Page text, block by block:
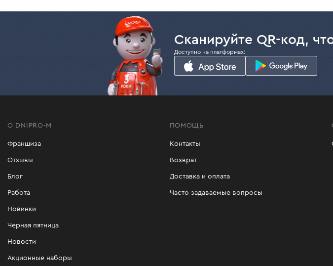
Сканируйте QR-код,
Доступно на платформах:
О DNIPRO-M
Франшиза
Отзывы
Блог
Работа
Новинки
Черная пятница
Новости
Акционные наборы
ПОМОЩЬ
Контакты
Возврат
Доставка и оплата
Часто задаваемые вопросы